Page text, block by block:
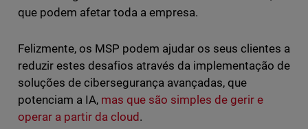
que podem afetar toda a empresa.
Felizmente, os MSP podem ajudar os seus clientes a
reduzir estes desafios através da implementação de
soluções de cibersegurança avançadas, que
potenciam a IA, mas que são simples de gerir e
operar a partir da cloud .